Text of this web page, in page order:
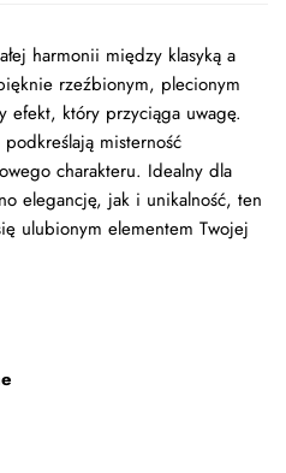
harmonii między klasyką a
rzeźbionym, plecionym
efekt, który przyciąga uwagę.
misterność
charakteru. Idealny dla
elegancję, jak i unikalność, ten
ulubionym elementem Twojej